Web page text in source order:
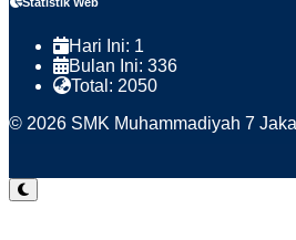
Hari Ini: 1
Bulan Ini: 336
Total: 2050
© 2026 SMK Muhammadiyah 7